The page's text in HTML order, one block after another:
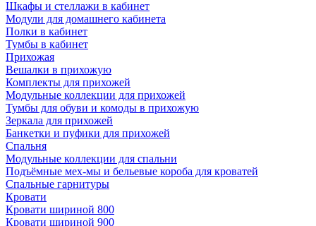
Шкафы и стеллажи в кабинет
Модули для домашнего кабинета
Полки в кабинет
Тумбы в кабинет
Прихожая
Вешалки в прихожую
Комплекты для прихожей
Модульные коллекции для прихожей
Тумбы для обуви и комоды в прихожую
Зеркала для прихожей
Банкетки и пуфики для прихожей
Спальня
Модульные коллекции для спальни
Подъёмные мех-мы и бельевые короба для кроватей
Спальные гарнитуры
Кровати
Кровати шириной 800
Кровати шириной 900